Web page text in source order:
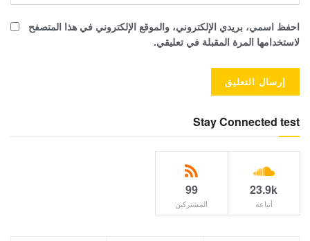
احفظ اسمي، بريدي الإلكتروني، والموقع الإلكتروني في هذا المتصفح
لاستخدامها المرة المقبلة في تعليقي.
Stay Connected test
23.9k
أتباعه
99
المشتركين